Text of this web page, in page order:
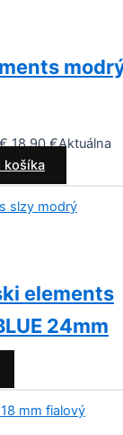
18,90€Aktuálna
košíka
elements
24mm